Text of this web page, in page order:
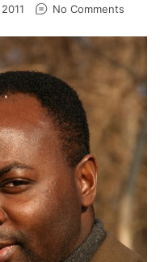
No Comments